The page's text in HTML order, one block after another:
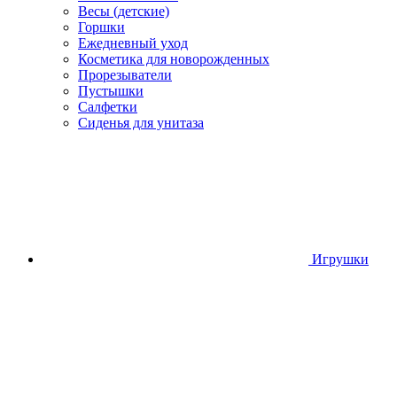
Весы (детские)
Горшки
Ежедневный уход
Косметика для новорожденных
Прорезыватели
Пустышки
Салфетки
Сиденья для унитаза
Игрушки